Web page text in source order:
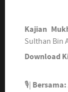
Kajian
Sulthan Bin
Download
🎙| Bersama: